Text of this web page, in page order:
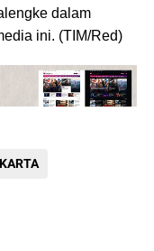
dalam
ini. (TIM/Red)